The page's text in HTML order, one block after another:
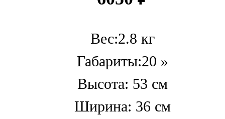
Вес:2.8 кг
Габариты:20 »
Высота: 53 см
Ширина: 36 см